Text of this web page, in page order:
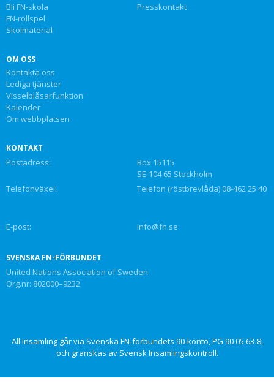
Bli FN-skola
FN-rollspel
Skolmaterial
Presskontakt
OM OSS
Kontakta oss
Lediga tjänster
Visselblåsarfunktion
Kalender
Om webbplatsen
KONTAKT
Postadress:
Box 15115
SE-104 65 Stockholm
Telefonväxel:
Telefon (röstbrevlåda) 08-462 25 40
E-post: info@fn.se
SVENSKA FN-FÖRBUNDET
United Nations Association of Sweden
Org.nr: 802000–9232
All insamling går via Svenska FN-förbundets 90-konto, PG 90 05 63-8,
och granskas av Svensk Insamlingskontroll.